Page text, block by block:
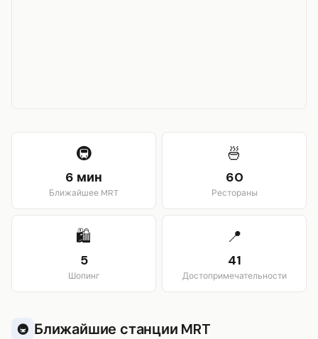
🚇
6 мин
Ближайшее MRT
🍜
60
Рестораны
🛍️
5
Шопинг
📍
41
Достопримечательности
🚇 Ближайшие станции MRT